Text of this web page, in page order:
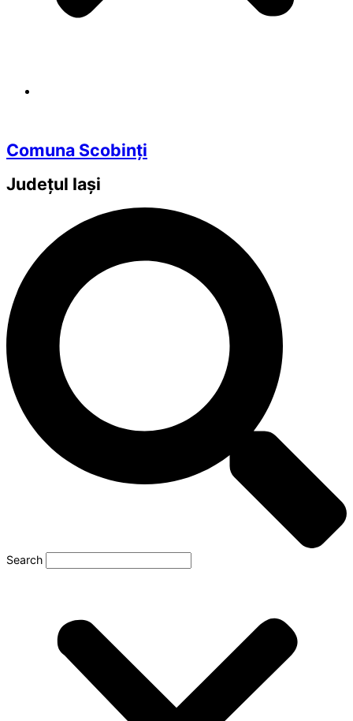
Comuna Scobinți
Județul Iași
Search